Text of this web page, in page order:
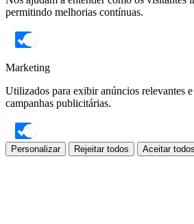
permitindo melhorias contínuas.
Marketing
Utilizados para exibir anúncios relevantes
campanhas publicitárias.
Personalizar Rejeitar todos Aceitar todos